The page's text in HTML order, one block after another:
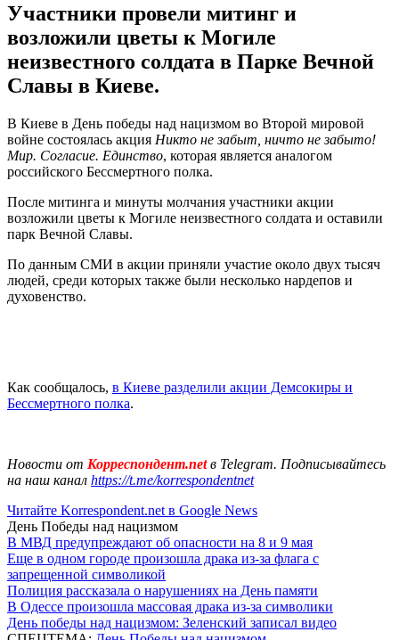
Участники провели митинг и
возложили цветы к Могиле
неизвестного солдата в Парке Вечной
Славы в Киеве.
В Киеве в День победы над нацизмом во Второй мировой
войне состоялась акция Никто не забыт, ничто не забыто!
Мир. Согласие. Единство, которая является аналогом
российского Бессмертного полка.
После митинга и минуты молчания участники акции
возложили цветы к Могиле неизвестного солдата и оставили
парк Вечной Славы.
По данным СМИ в акции приняли участие около двух тысяч
людей, среди которых также были несколько нардепов и
духовенство.
Как сообщалось, в Киеве разделили акции Демсокиры и
Бессмертного полка.
Новости от Корреспондент.netв Telegram. Подписывайтесь
на наш канал https://t.me/korrespondentnet
Читайте Korrespondent.net в Google News
День Победы над нацизмом
В МВД предупреждают об опасности на 8 и 9 мая
Еще в одном городе произошла драка из-за флага с
запрещенной символикой
Полиция рассказала о нарушениях на День памяти
В Одессе произошла массовая драка из-за символики
День победы над нацизмом: Зеленский записал видео